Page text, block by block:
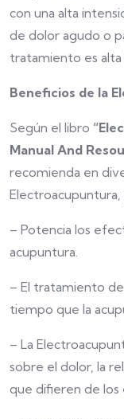
con una alta
de dolor agudo o
tratamiento es alta
Beneficios de la
Según el libro
Manual And
recomienda en
– Potencia los
acupuntura.
– El tratamiento
tiempo que la
– La
sobre el dolor, la
que difieren de